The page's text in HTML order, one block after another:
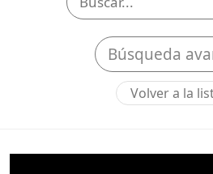
Búsqueda
Volver a la